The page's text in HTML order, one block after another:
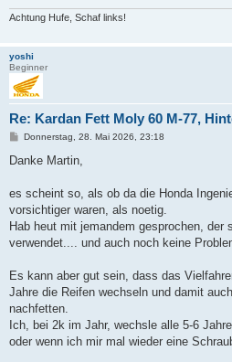
Achtung Hufe, Schaf links!
yoshi
Beginner
Re: Kardan Fett Moly 60 M-77,
B
i
a
Donnerstag, 28. Mai 2026, 23:18
Danke Martin,
es scheint so, als ob da die Honda
vorsichtiger waren, als noetig.
Hab heut mit jemandem gesprochen, der
verwendet.... und auch noch keine
Es kann aber gut sein, dass das
Jahre die Reifen wechseln und damit
nachfetten.
Ich, bei 2k im Jahr, wechsle alle 5-6
oder wenn ich mir mal wieder eine